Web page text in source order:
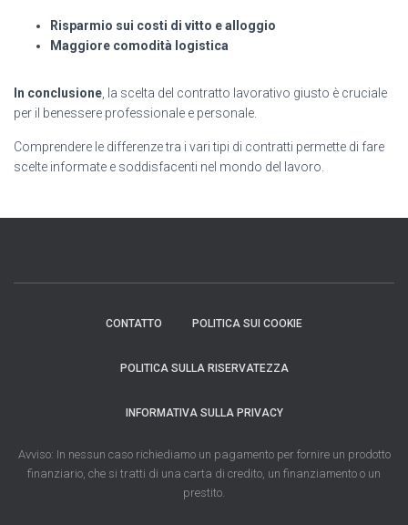
Risparmio sui costi di vitto e alloggio
Maggiore comodità logistica
In conclusione , la scelta del contratto lavorativo giusto è cruciale
per il benessere professionale e personale.
Comprendere le differenze tra i vari tipi di contratti permette di fare
scelte informate e soddisfacenti nel mondo del lavoro.
CONTATTO POLITICA SUI COOKIE
POLITICA SULLA RISERVATEZZA
INFORMATIVA SULLA PRIVACY
Avviso: In nessun caso richiediamo un pagamento per fornire un prodotto
finanziario, che si tratti di una carta di credito, un finanziamento o un
prestito.